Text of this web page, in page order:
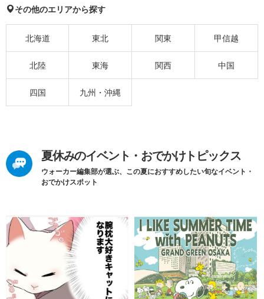
その他のエリアから探す
北海道 東北 関東 甲信越
北陸 東海 関西 中国
四国 九州・沖縄
夏休みのイベント・おでかけトピックス
ウォーカー編集部が選ぶ、この夏におすすめしたい旬なイベント・
おでかけスポット